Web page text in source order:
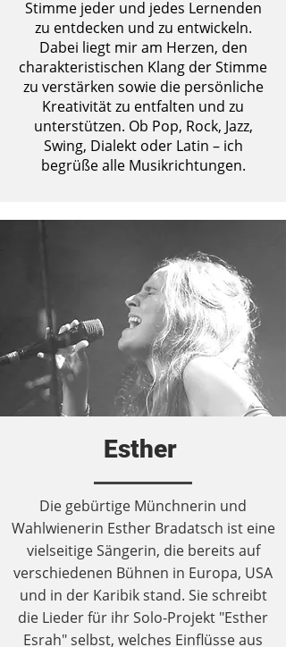
Stimme jeder und jedes Lernenden
zu entdecken und zu entwickeln.
Dabei liegt mir am Herzen, den
charakteristischen Klang der Stimme
zu verstärken sowie die persönliche
Kreativität zu entfalten und zu
unterstützen. Ob Pop, Rock, Jazz,
Swing, Dialekt oder Latin – ich
begrüße alle Musikrichtungen.
Esther
Die gebürtige Münchnerin und
Wahlwienerin Esther Bradatsch ist eine
vielseitige Sängerin, die bereits auf
verschiedenen Bühnen in Europa, USA
und in der Karibik stand. Sie schreibt
die Lieder für ihr Solo-Projekt "Esther
Esrah" selbst, welches Einflüsse aus